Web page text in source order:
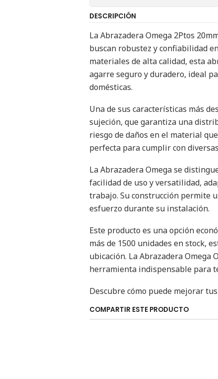
DESCRIPCIÓN
La Abrazadera Omega 2Ptos
buscan robustez y confiabilidad
materiales de alta calidad, esta
agarre seguro y duradero, ideal
domésticas.
Una de sus características más
sujeción, que garantiza una
riesgo de daños en el material
perfecta para cumplir con
La Abrazadera Omega se
facilidad de uso y versatilidad,
trabajo. Su construcción permite
esfuerzo durante su instalación.
Este producto es una opción
más de 1500 unidades en stock,
ubicación. La Abrazadera Omega
herramienta indispensable para
Descubre cómo puede mejorar
COMPARTIR ESTE PRODUCTO